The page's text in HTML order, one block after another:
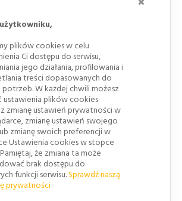
plików cookies w celu
Ci dostępu do serwisu,
jego działania, profilowania i
treści dopasowanych do
W każdej chwili możesz
ustawienia plików cookies
zmianę ustawień prywatności w
zmianę ustawień swojego
zmianę swoich preferencji w
Ustawienia cookies w stopce
że zmiana ta może
brak dostępu do
funkcji serwisu.Sprawdź naszą
prywatności
przewód celem
łączenie kolejnych elementów
typu "puzzel" pozwala
długi most kablowy.
kablowego wyposażony jest jak
kanaływielkości 30x30 mm .
zmienne warunkiatmosferyczne
materiał.
antypoślizgowazastosowana na
zwiększa bezpieczeństwo
poślizgnięcia czy upadku osób